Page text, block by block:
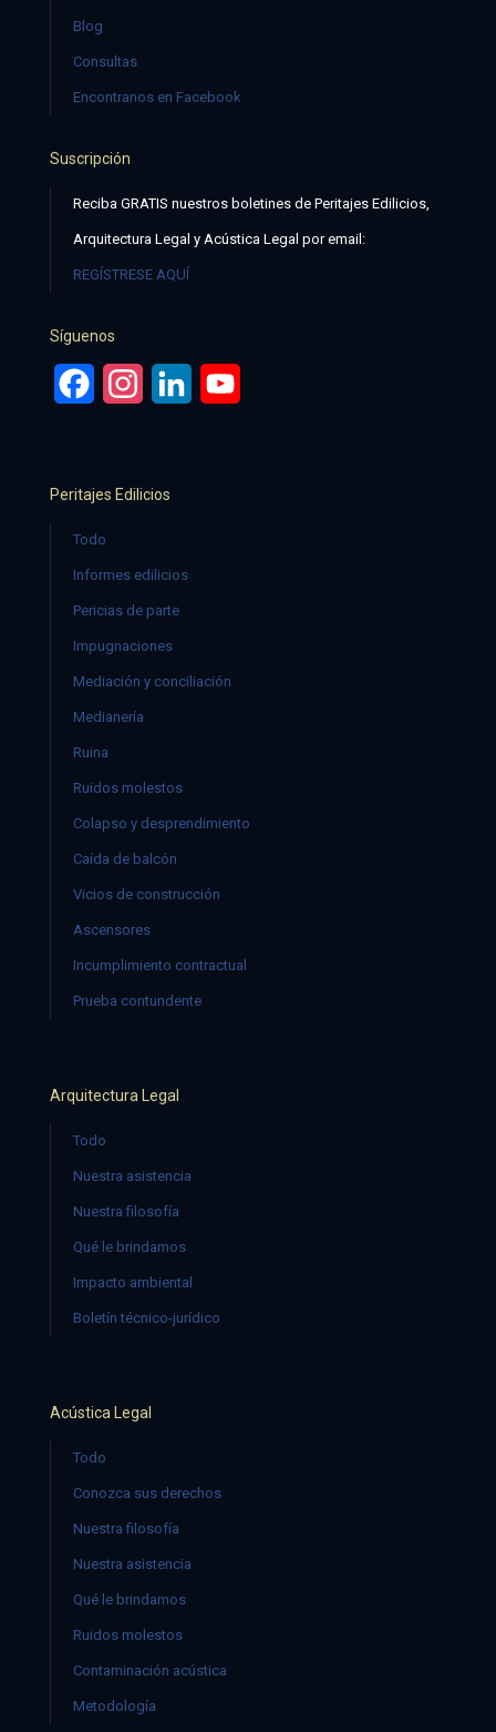
Blog
Consultas
Encontranos en Facebook
Suscripción
Reciba GRATIS nuestros boletines de Peritajes Edilicios,
Arquitectura Legal y Acústica Legal por email:
REGÍSTRESE AQUÍ
Síguenos
FacebookInstagramLinkedIn
Peritajes Edilicios
Todo
Informes edilicios
Pericias de parte
Impugnaciones
Mediación y conciliación
Medianería
Ruina
Ruidos molestos
Colapso y desprendimiento
Caída de balcón
Vicios de construcción
Ascensores
Incumplimiento contractual
Prueba contundente
Arquitectura Legal
Todo
Nuestra asistencia
Nuestra filosofía
Qué le brindamos
Impacto ambiental
Boletín técnico-jurídico
Acústica Legal
Todo
Conozca sus derechos
Nuestra filosofía
Nuestra asistencia
Qué le brindamos
Ruidos molestos
Contaminación acústica
Metodología